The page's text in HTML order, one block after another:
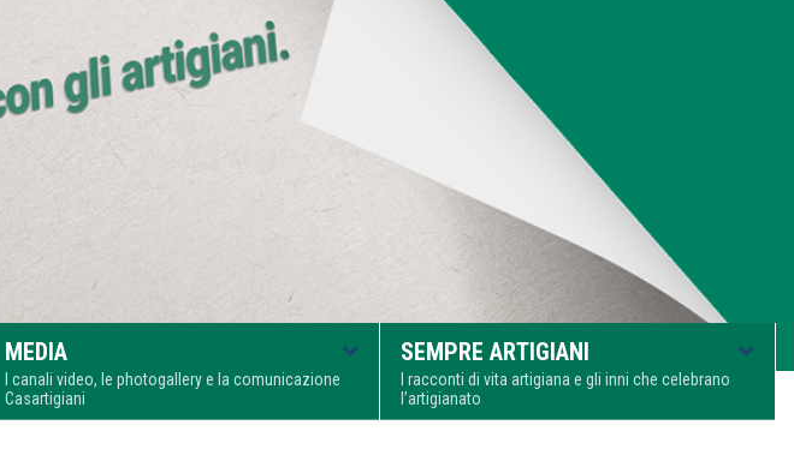
MEDIA
I canali video, le photogallery e la comunicazione
Casartigiani
SEMPRE ARTIGIANI
I racconti di vita artigiana e gli inni che celebrano
l’artigianato